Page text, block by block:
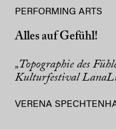
PERFORMING ARTS
Alles auf Gefühl!
„Topographie des
Kulturfestival
VERENA